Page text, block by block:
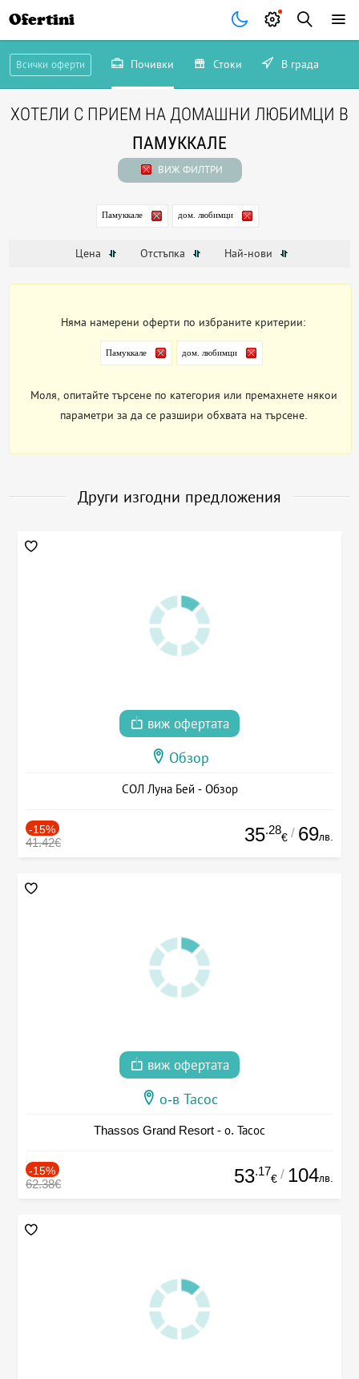
Ofertini
Всички оферти Почивки Стоки В града
ХОТЕЛИ С ПРИЕМ НА ДОМАШНИ ЛЮБИМЦИ В
ПАМУККАЛЕ
ВИЖ ФИЛТРИ
Памуккале дом. любимци
Цена Отстъпка Най-нови
Няма намерени оферти по избраните критерии:
Памуккале дом. любимци
Моля, опитайте търсене по категория или премахнете някои
параметри за да се разшири обхвата на търсене.
Други изгодни предложения
виж офертата
Обзор
СОЛ Луна Бей - Обзор
-15%
41.42€ 35.28
€ / 69лв.
виж офертата
о-в Тасос
Thassos Grand Resort - о. Тасос
-15%
62.38€ 53.17
€ / 104лв.